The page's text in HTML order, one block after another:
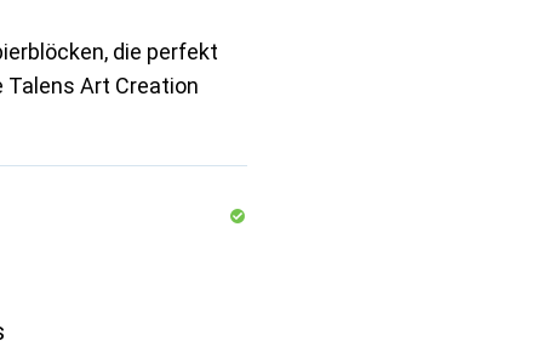
die perfekt
Art Creation